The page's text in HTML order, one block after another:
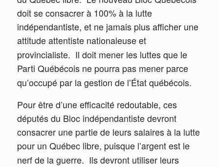
doit se consacrer à 100% à la lutte
indépendantiste, et ne jamais plus afficher une
attitude attentiste nationaleuse et
provincialiste. Il doit mener les luttes que le
Parti Québécois ne pourra pas mener parce
qu’occupé par la gestion de l’État québécois.
Pour être d’une efficacité redoutable, ces
députés du Bloc indépendantiste devront
consacrer une partie de leurs salaires à la lutte
pour un Québec libre, puisque l’argent est le
nerf de la guerre. Ils devront utiliser leurs